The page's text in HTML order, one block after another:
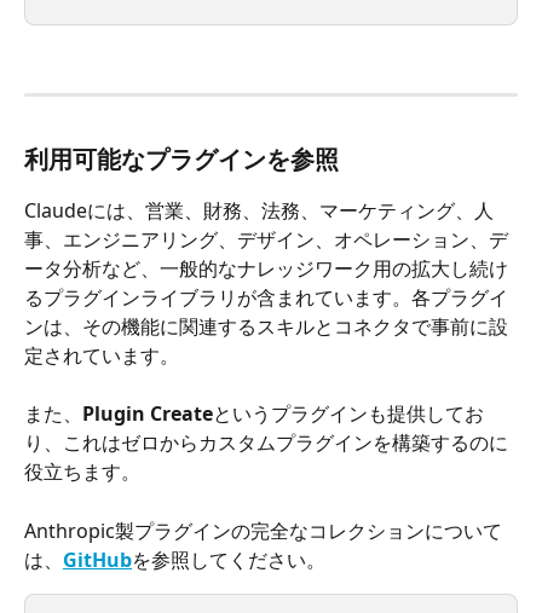
利用可能なプラグインを参照
Claudeには、営業、財務、法務、マーケティング、人
事、エンジニアリング、デザイン、オペレーション、デ
ータ分析など、一般的なナレッジワーク用の拡大し続け
るプラグインライブラリが含まれています。各プラグイ
ンは、その機能に関連するスキルとコネクタで事前に設
定されています。
また、 Plugin Createというプラグインも提供してお
り、これはゼロからカスタムプラグインを構築するのに
役立ちます。
Anthropic製プラグインの完全なコレクションについて
は、 GitHubを参照してください。